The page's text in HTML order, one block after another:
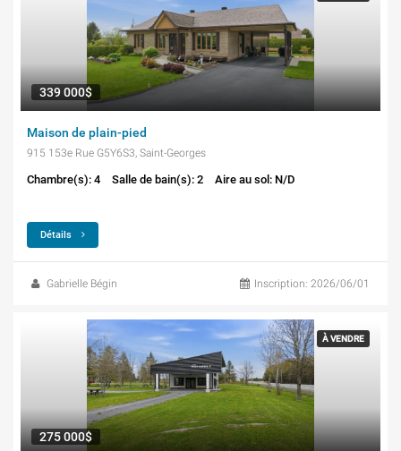
339 000$
Maison de plain-pied
915 153e Rue G5Y6S3, Saint-Georges
Chambre(s): 4 Salle de bain(s): 2 Aire au sol: N/D
Détails
Gabrielle Bégin Inscription: 2026/06/01
À VENDRE
275 000$